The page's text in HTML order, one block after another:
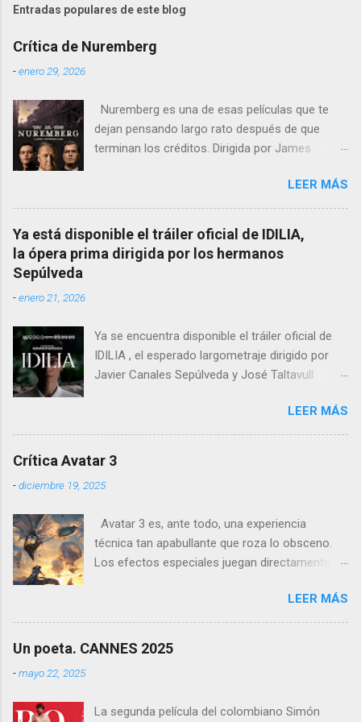
Entradas populares de este blog
Crítica de Nuremberg
-enero 29, 2026
Nuremberg es una de esas películas que te
dejan pensando largo rato después de que
terminan los créditos. Dirigida por James
psicológico se sumerge en los juicios de
Núremberg tras la Segunda Guerra Mundial ,
pero no se limita a recrear eventos judiciales.
En cambio, enfoca su lente en la batalla mental
entre un psiquiatra estadounidense y uno de
LEER MÁS
Ya está disponible el tráiler oficial de IDILIA,
la ópera prima dirigida por los hermanos
Sepúlveda
-enero 21, 2026
Ya se encuentra disponible el tráiler oficial de
IDILIA , el esperado largometraje dirigido por
Javier Canales Sepúlveda y José Taltavull
próximo 27 de febrero . Tras un destacado
recorrido por festivales nacionales e
en la historia del cine balear .
LEER MÁS
Crítica Avatar 3
-diciembre 19, 2025
Avatar 3 es, ante todo, una experiencia
técnica tan apabullante que roza lo obsceno.
Los efectos especiales juegan directamente en
otras películas, es que directamente parecen
inalcanzables para el resto del cine mundial
entero.
LEER MÁS
Un poeta. CANNES 2025
-mayo 22, 2025
La segunda película del colombiano Simón